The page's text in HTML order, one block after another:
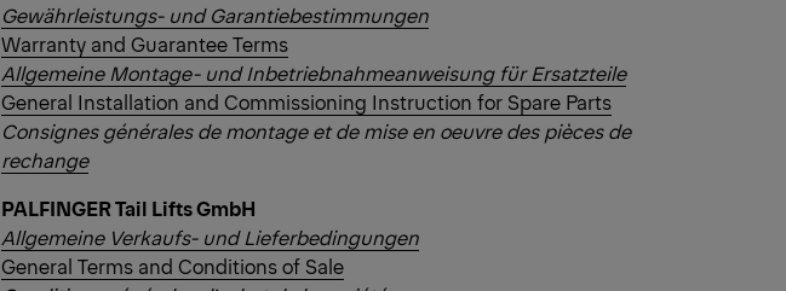
Gewährleistungs- und Garantiebestimmungen
Warranty and Guarantee Terms
Allgemeine Montage- und Inbetriebnahmeanweisung für Ersatzteile
General Installation and Commissioning Instruction for Spare Parts
Consignes générales de montage et de mise en oeuvre des pièces de
rechange
PALFINGER Tail Lifts GmbH
Allgemeine Verkaufs- und Lieferbedingungen
General Terms and Conditions of Sale